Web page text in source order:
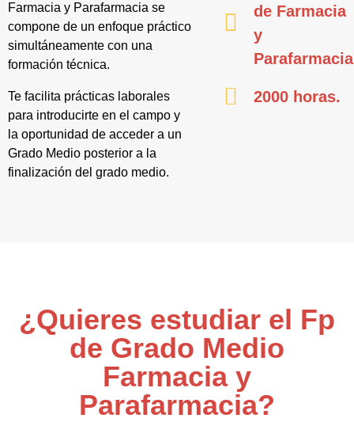
Farmacia y Parafarmacia se
compone de un enfoque práctico
simultáneamente con una
formación técnica.
Te facilita prácticas laborales
para introducirte en el campo y
la oportunidad de acceder a un
Grado Medio posterior a la
finalización del grado medio.
de Farmacia
y
Parafarmacia
2000 horas.
¿Quieres estudiar el Fp
de Grado Medio
Farmacia y
Parafarmacia?